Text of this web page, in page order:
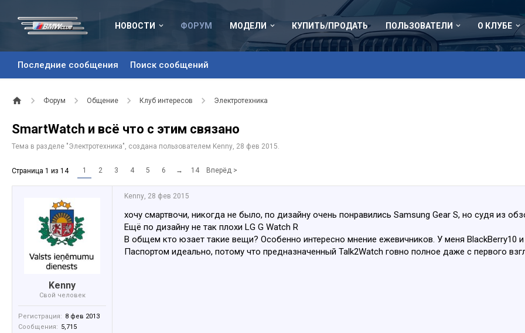
НОВОСТИ ФОРУМ
Последние сообщения Поиск сообщений
МОДЕЛИ КУПИТЬ/ПРОДАТЬ ПОЛЬЗОВАТЕЛИ О КЛУБЕ
Форум Общение Клуб интересов Электротехника
SmartWatch и всё что с этим связано
Тема в разделе "Электротехника", создана пользователем Kenny, 28 фев 2015.
Страница 1 из 14 1 2 3 4 5 6 → 14 Вперёд >
Kenny
Свой человек
Регистрация: 8 фев 2013
Сообщения: 5,715
Kenny, 28 фев 2015
хочу смартвочи, никогда не было, по дизайну очень понравились Samsung Gear S, но судя из
Ещё по дизайну не так плохи LG G Watch R
В общем кто юзает такие вещи? Особенно интересно мнение ежевичников. У меня ВlackВerry10
Паспортом идеально, потому что предназначенный Talk2Watch говно полное даже с первого